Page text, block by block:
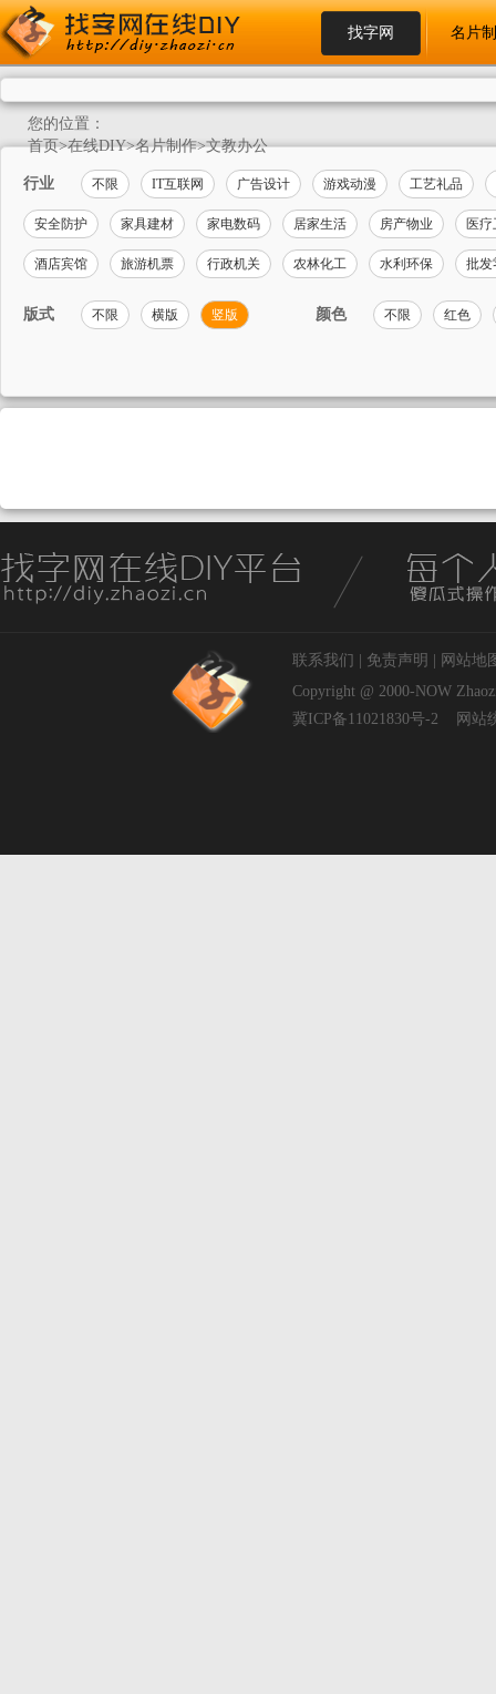
找字网 名片
您的位置：
首页>在线DIY>名片制作>文教办公
行业 不限 IT互联网 广告设计 游戏动漫 工艺礼品
安全防护 家具建材 家电数码 居家生活 房产物业 医
酒店宾馆 旅游机票 行政机关 农林化工 水利环保 批发
版式 不限 横版 竖版 颜色 不限 红色
联系我们 免责声明
网站地
Copyright @ 2000-NOW
冀ICP备11021830号-2
网站